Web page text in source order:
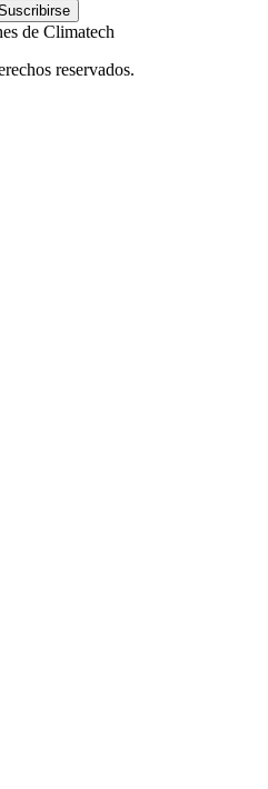
de Climatech
reservados.